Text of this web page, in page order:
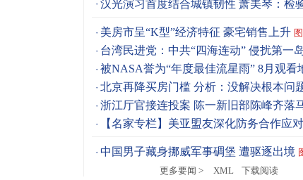
汉光演习首度结合城镇韧性 萧美琴：检
美房市呈“K型”经济特征 豪宅销售上升 图
台湾民进党：中共“四海连动” 侵扰第一
被NASA誉为“年度最佳流星雨” 8月观看
北京再降买房门槛 分析：没解决根本问
浙江厅官接连投案 陈一新旧部陈峰齐落
【名家专栏】美亚盟友深化防务合作应
中国男子藏身挪威军事碉堡 遭驱逐出境
更多要闻 >
XML 下载阅读